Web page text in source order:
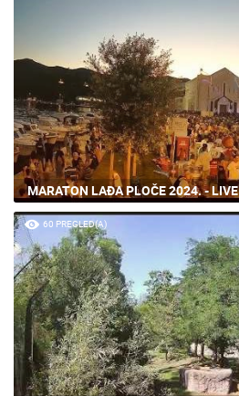
MARATON LAĐA PLOČE 2024. -
60 PREGLED(A)